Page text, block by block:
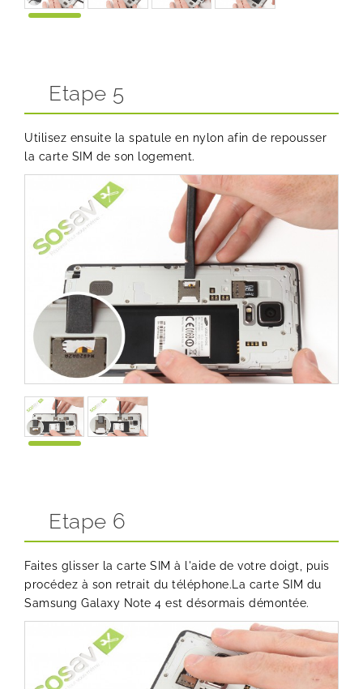
Etape 5
Utilisez ensuite la spatule en nylon afin de repousser
la carte SIM de son logement.
Etape 6
Faites glisser la carte SIM à l'aide de votre doigt, puis
procédez à son retrait du téléphone.La carte SIM du
Samsung Galaxy Note 4 est désormais démontée.